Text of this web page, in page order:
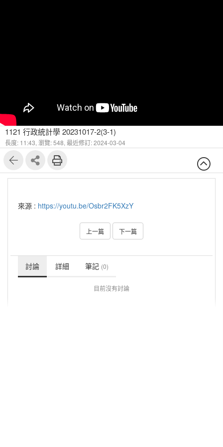
1121 行政統計學 20231017-2(3-1)
長度: 11:43, 瀏覽: 548, 最近修訂: 2024-03-04
來源 : https://youtu.be/Osbr2FK5XzY
上一篇 下一篇
討論 詳細 筆記 (0)
目前沒有討論